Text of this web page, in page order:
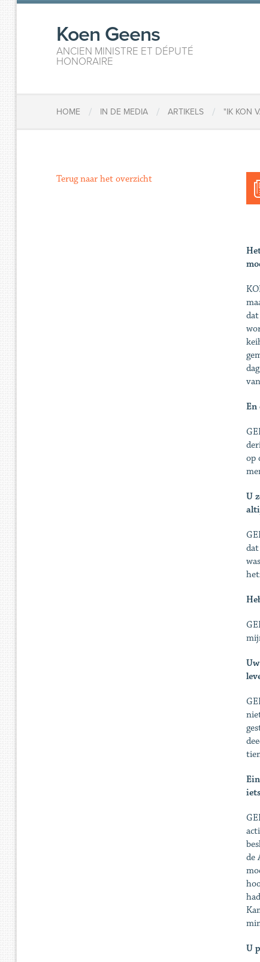
Koen Geens
ANCIEN MINISTRE ET DÉPUTÉ
HONORAIRE
HOME / IN DE MEDIA / ARTIKELS / "IK KON
En
op
U
de
U
Terug naar het overzicht